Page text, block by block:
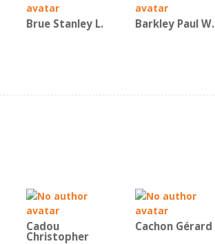
Brue Stanley L. Barkley Paul W.
Cadou
Christopher
Cachon Gérard